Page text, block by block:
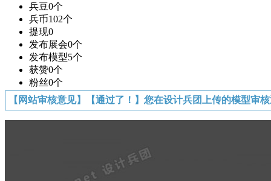
兵豆0个
兵币102个
提现0
发布展会0个
发布模型5个
获赞0个
粉丝0个
【网站审核意见】【通过了！】您在设计兵团上传的模型审